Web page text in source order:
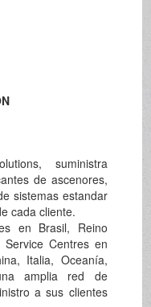
suministra
de ascenores,
sistemas estandar
cada cliente.
en Brasil, Reino
Centres en
Italia, Oceanía,
amplia red de
a sus clientes